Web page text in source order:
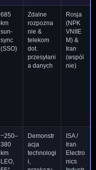
685
km
sun-
sync
(SSO)
Zdalne
rozpozna
nie &
telekom
dot.
przesyłani
a danych
Rosja
(NPK
VNIIE
M) &
Iran
(wspól
nie)
~250–
380
km
LEO,
Demonstr
acja
technologi
i,
ISA /
Iran
Electro
nics